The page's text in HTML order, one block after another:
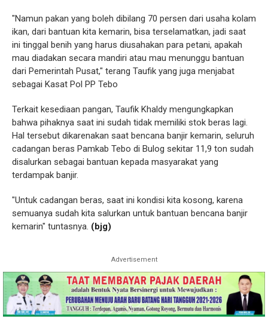
"Namun pakan yang boleh dibilang 70 persen dari usaha kolam
ikan, dari bantuan kita kemarin, bisa terselamatkan, jadi saat
ini tinggal benih yang harus diusahakan para petani, apakah
mau diadakan secara mandiri atau mau menunggu bantuan
dari Pemerintah Pusat," terang Taufik yang juga menjabat
sebagai Kasat Pol PP Tebo
Terkait kesediaan pangan, Taufik Khaldy mengungkapkan
bahwa pihaknya saat ini sudah tidak memiliki stok beras lagi.
Hal tersebut dikarenakan saat bencana banjir kemarin, seluruh
cadangan beras Pamkab Tebo di Bulog sekitar 11,9 ton sudah
disalurkan sebagai bantuan kepada masyarakat yang
terdampak banjir.
"Untuk cadangan beras, saat ini kondisi kita kosong, karena
semuanya sudah kita salurkan untuk bantuan bencana banjir
kemarin" tuntasnya. (bjg)
Advertisement